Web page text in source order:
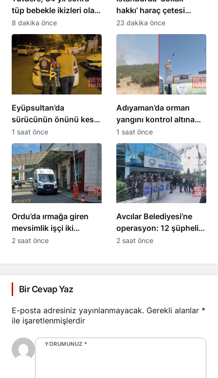
tüp bebekle ikizleri olan
aileyi ziyaret etti
8 dakika önce
hakkı’ haraç çetesi
operasyonu: 24
tutuklama
23 dakika önce
Eyüpsultan’da
sürücünün önünü kesip
tehdit eden saldırgana
180 bin lira ceza
1 saat önce
Adıyaman’da orman
yangını kontrol altına
alındı
1 saat önce
Ordu’da ırmağa giren
mevsimlik işçi iki
kardeşten Ersin öldü
2 saat önce
Avcılar Belediyesi’ne
operasyon: 12 şüpheli
tutuklama talebiyle sevk
2 saat önce
Bir Cevap Yaz
E-posta adresiniz yayınlanmayacak. Gerekli alanlar *
ile işaretlenmişlerdir
YORUMUNUZ *